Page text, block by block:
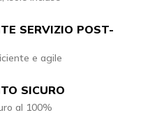
SERVIZIO POST-
e agile
SICURO
al 100%